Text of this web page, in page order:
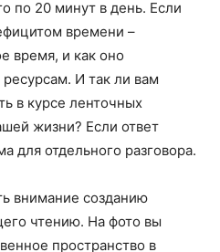
по 20 минут в день. Если
времени –
время, и как оно
И так ли вам
в курсе ленточных
жизни? Если ответ
для отдельного разговора.
внимание созданию
чтению. На фото вы
пространство в